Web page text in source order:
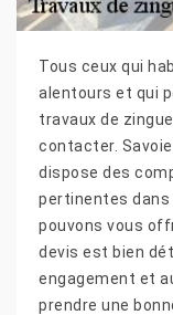
Tous ceux qui
alentours et qui
travaux de
contacter.
dispose des
pertinentes dans
pouvons vous
devis est bien
engagement et
prendre une